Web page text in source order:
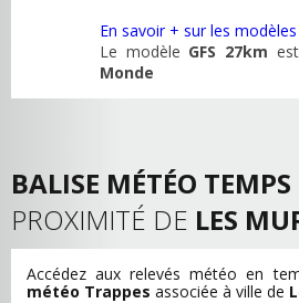
En savoir + sur les
Le modèle GFS 27km
Monde
BALISE MÉTÉO TEMPS
PROXIMITÉ DE LES
Accédez aux relevés météo en
météo Trappes associée à ville de